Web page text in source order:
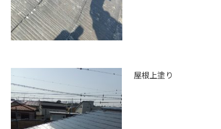
屋根上塗り